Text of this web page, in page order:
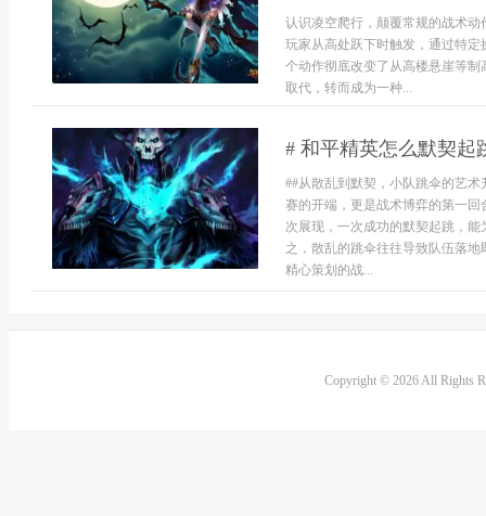
认识凌空爬行，颠覆常规的战术
玩家从高处跃下时触发，通过特
个动作彻底改变了从高楼悬崖等
取代，转而成为一种...
# 和平精英怎么默契起
##从散乱到默契，小队跳伞的艺
赛的开端，更是战术博弈的第一
次展现，一次成功的默契起跳，
之，散乱的跳伞往往导致队伍落
精心策划的战...
Copyright © 2026 All Rights